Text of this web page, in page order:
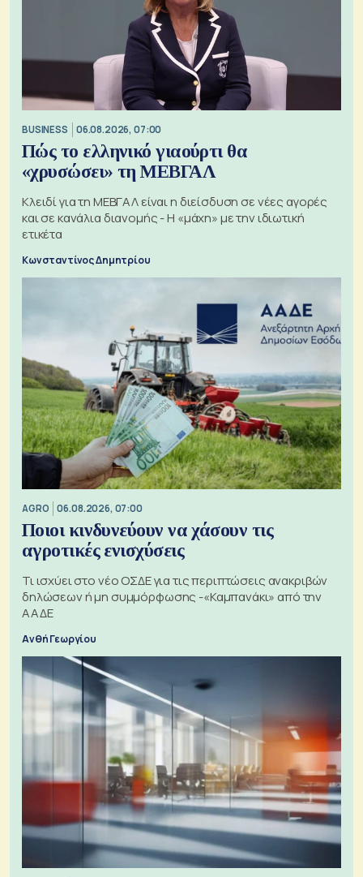
BUSINESS 06.08.2026, 07:00
Πώς το ελληνικό γιαούρτι θα
«χρυσώσει» τη ΜΕΒΓΑΛ
Κλειδί για τη ΜΕΒΓΑΛ είναι η διείσδυση σε νέες αγορές
και σε κανάλια διανομής - Η «μάχη» με την ιδιωτική
ετικέτα
Κωνσταντίνος Δημητρίου
AGRO 06.08.2026, 07:00
Ποιοι κινδυνεύουν να χάσουν τις
αγροτικές ενισχύσεις
Τι ισχύει στο νέο ΟΣΔΕ για τις περιπτώσεις ανακριβών
δηλώσεων ή μη συμμόρφωσης -«Καμπανάκι» από την
ΑΑΔΕ
Ανθή Γεωργίου